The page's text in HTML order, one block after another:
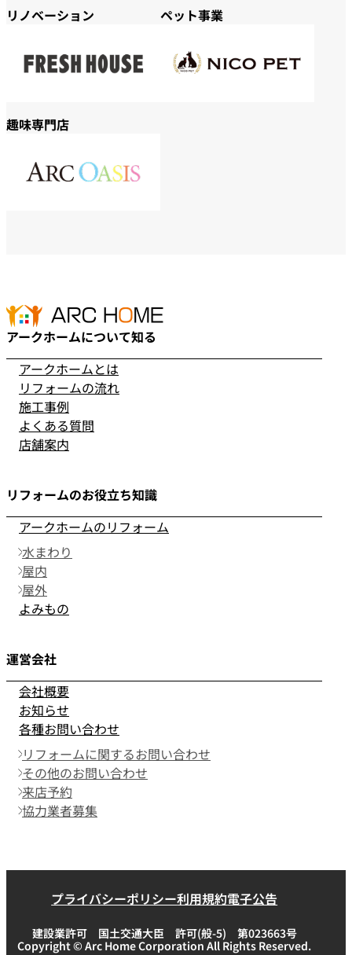
リノベーション ペット事業
趣味専門店
アークホームについて知る
アークホームとは
リフォームの流れ
施工事例
よくある質問
店舗案内
リフォームのお役立ち知識
アークホームのリフォーム
水まわり
屋内
屋外
よみもの
運営会社
会社概要
お知らせ
各種お問い合わせ
リフォームに関するお問い合わせ
その他のお問い合わせ
来店予約
協力業者募集
プライバシーポリシー利用規約電子公告
建設業許可 国土交通大臣 許可(般-5) 第023663号
Copyright © Arc Home Corporation All Rights Reserved.